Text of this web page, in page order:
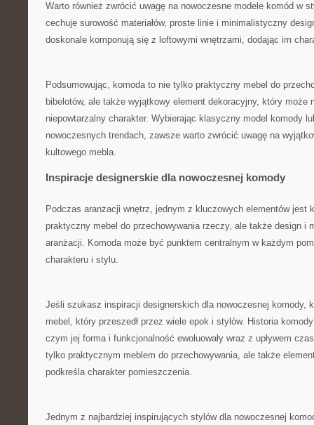
Warto również zwrócić uwagę na nowoczesne modele ‍komód w
‌cechuje​ surowość ‍materiałów, proste linie ‍i minimalistyczny
⁤doskonale komponują się⁤ z loftowymi wnętrzami, dodając im
Podsumowując, komoda to nie ​tylko praktyczny mebel do
bibelotów, ale także wyjątkowy element dekoracyjny, który może
niepowtarzalny charakter. Wybierając klasyczny model⁤ komody
nowoczesnych trendach,⁢ zawsze warto zwrócić uwagę na
kultowego mebla.
Inspiracje designerskie dla nowoczesnej komody
Podczas aranżacji wnętrz, ⁤jednym z kluczowych elementów ​jest
praktyczny mebel⁤ do przechowywania rzeczy, ale także design i
aranżacji.‍ Komoda może być punktem centralnym w każdym
charakteru i stylu.
Jeśli szukasz​ inspiracji designerskich ⁢dla nowoczesnej ⁢komody,
⁤mebel, który przeszedł⁣ przez wiele epok i stylów. Historia
czym​ jej forma i funkcjonalność ewoluowały wraz z⁤ upływem⁢
tylko praktycznym⁣ meblem do przechowywania, ale także
podkreśla charakter pomieszczenia.
Jednym​ z‍ najbardziej inspirujących stylów dla nowoczesnej